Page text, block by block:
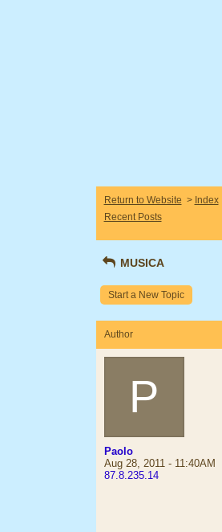
Return to Website > Index
Recent Posts
MUSICA
Start a New Topic
Author
P
Paolo
Aug 28, 2011 - 11:40AM
87.8.235.14